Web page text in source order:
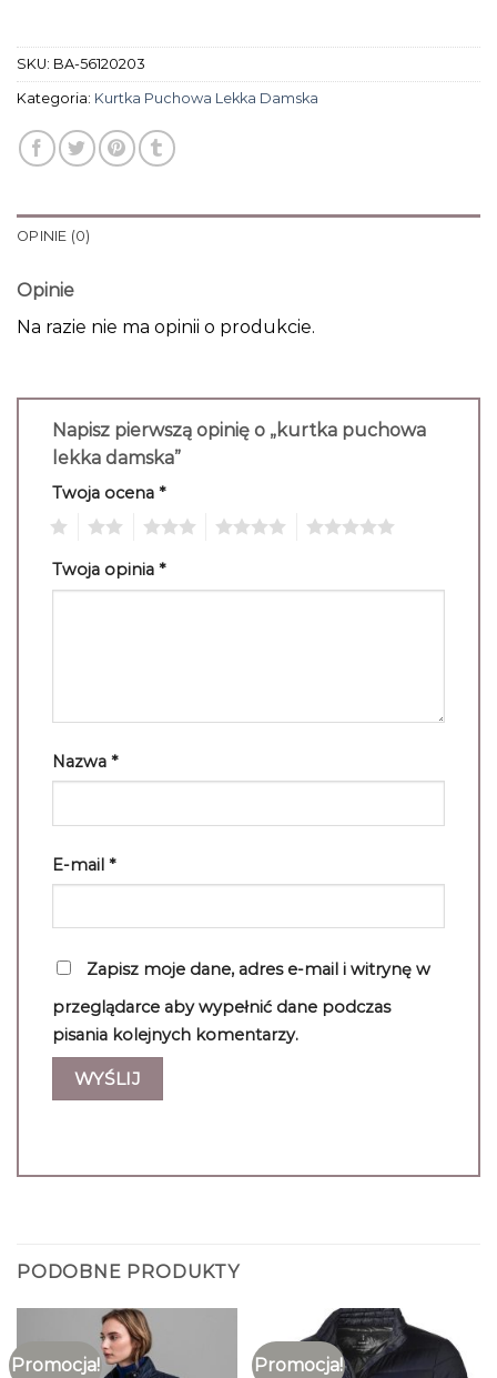
SKU: BA-56120203
Kategoria: Kurtka Puchowa Lekka Damska
OPINIE (0)
Opinie
Na razie nie ma opinii o produkcie.
Napisz pierwszą opinię o „kurtka puchowa
lekka damska”
Twoja ocena *
Twoja opinia *
Nazwa *
E-mail *
Zapisz moje dane, adres e-mail i witrynę w
przeglądarce aby wypełnić dane podczas
pisania kolejnych komentarzy.
PODOBNE PRODUKTY
Promocja! Promocja!